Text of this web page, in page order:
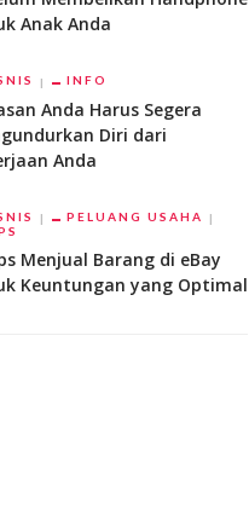
Anak Anda
INFO
Anda Harus Segera
Diri dari
Anda
PELUANG USAHA
Menjual Barang di eBay
Keuntungan yang Optimal